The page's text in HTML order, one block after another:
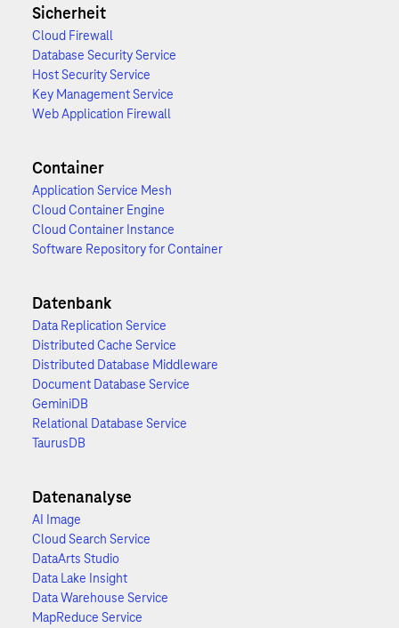
Sicherheit
Cloud Firewall
Database Security Service
Host Security Service
Key Management Service
Web Application Firewall
Container
Application Service Mesh
Cloud Container Engine
Cloud Container Instance
Software Repository for Container
Datenbank
Data Replication Service
Distributed Cache Service
Distributed Database Middleware
Document Database Service
GeminiDB
Relational Database Service
TaurusDB
Datenanalyse
AI Image
Cloud Search Service
DataArts Studio
Data Lake Insight
Data Warehouse Service
MapReduce Service